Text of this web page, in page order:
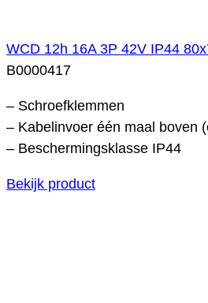
WCD 12h 16A 3P 42V IP44
B0000417
– Schroefklemmen
– Kabelinvoer één maal boven
– Beschermingsklasse IP44
Bekijk product